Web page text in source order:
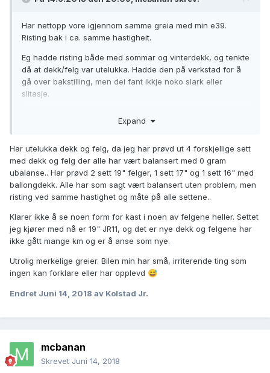
Har nettopp vore igjennom samme greia med min e39.
Risting bak i ca. samme hastigheit.
Eg hadde risting både med sommar og vinterdekk, og tenkte
då at dekk/felg var utelukka. Hadde den på verkstad for å
gå over bakstilling, men dei fant ikkje noko slark eller
slitasje.
demparar, fjører og stabstag( var litt rusta).
Det hjalp ikkje, så hadde den inn til sjekk på eit nytt
verkstad, og dei fant ut at eine felgen var urund. Bytta den,
og da var alt bra! Så la eg om til sommardekk, og ristingen
var tilbake. Fekk dei til å sjekke dei hjula og, og der var det
bulk i ein felg. Fikk retta den, og da var endelig alt bra..
Veit ikkje korleis du har utelukka dekk og felg, men hvis det
er av samme grunn som meg, kan eg anbefale ein ny sjekk
Expand
Har utelukka dekk og felg, da jeg har prøvd ut 4 forskjellige sett
med dekk og felg der alle har vært balansert med 0 gram
ubalanse.. Har prøvd 2 sett 19" felger, 1 sett 17" og 1 sett 16" med
ballongdekk. Alle har som sagt vært balansert uten problem, men
risting ved samme hastighet og måte på alle settene..
Klarer ikke å se noen form for kast i noen av felgene heller. Settet
jeg kjører med nå er 19" JR11, og det er nye dekk og felgene har
ikke gått mange km og er å anse som nye.
Utrolig merkelige greier. Bilen min har små, irriterende ting som
ingen kan forklare eller har opplevd 😅
Endret Juni 14, 2018 av Kolstad Jr.
mcbanan
Skrevet Juni 14, 2018